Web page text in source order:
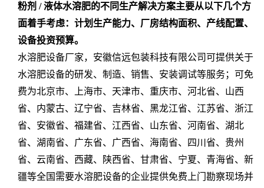
粉剂 / 液体水溶肥的不同生产解决方案主要从以下几个方
面着手考虑：计划生产能力、厂房结构面积、产线配置、
设备投资预算。
水溶肥设备厂家， 安徽信远包装科技有限公司可提供关于
水溶肥设备的研发、 制造、销售、安装调试等服务；可免
费为北京市、上海市、天津市、重庆市、河北省、山西
省、内蒙古、辽宁省、吉林省、黑龙江省、江苏省、浙江
省、安徽省、福建省、江西省、山东省、河南省、湖北
省、湖南省、广东省、广西省、海南省、四川省、贵州
省、云南省、西藏、陕西省、甘肃省、宁夏、青海省、新
疆等全国 需要水溶肥设备的企业提供免费上门勘察现场并